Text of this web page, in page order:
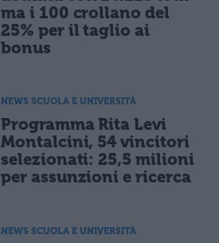
ma i 100 crollano del
25% per il taglio ai
bonus
NEWS SCUOLA E UNIVERSITÀ
Programma Rita Levi
Montalcini, 54 vincitori
selezionati: 25,5 milioni
per assunzioni e ricerca
NEWS SCUOLA E UNIVERSITÀ